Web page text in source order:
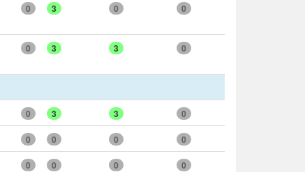
0 3 0 0
0 3 3 0
0 3 3 0
0 0 0 0
0 0 0 0